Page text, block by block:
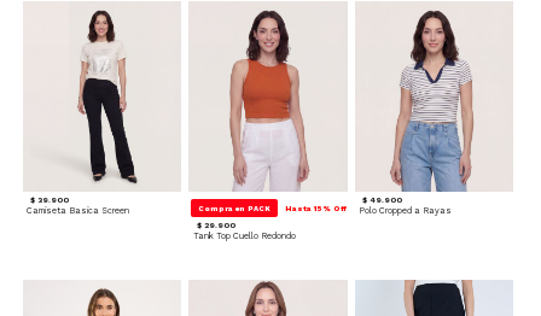
$ 39.900
Camiseta Basica Screen Compra en PACK Hasta 15% Off
$ 29.900
Tank Top Cuello Redondo
$ 49.900
Polo Cropped a Rayas